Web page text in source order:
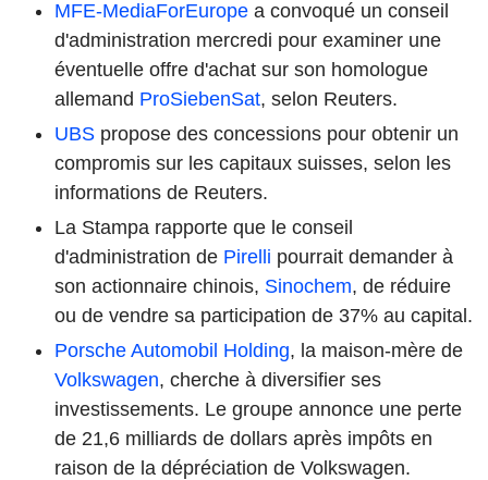
MFE-MediaForEurope a convoqué un conseil
d'administration mercredi pour examiner une
éventuelle offre d'achat sur son homologue
allemand ProSiebenSat, selon Reuters.
UBS propose des concessions pour obtenir un
compromis sur les capitaux suisses, selon les
informations de Reuters.
La Stampa rapporte que le conseil
d'administration de Pirelli pourrait demander à
son actionnaire chinois, Sinochem, de réduire
ou de vendre sa participation de 37% au capital.
Porsche Automobil Holding, la maison-mère de
Volkswagen, cherche à diversifier ses
investissements. Le groupe annonce une perte
de 21,6 milliards de dollars après impôts en
raison de la dépréciation de Volkswagen.